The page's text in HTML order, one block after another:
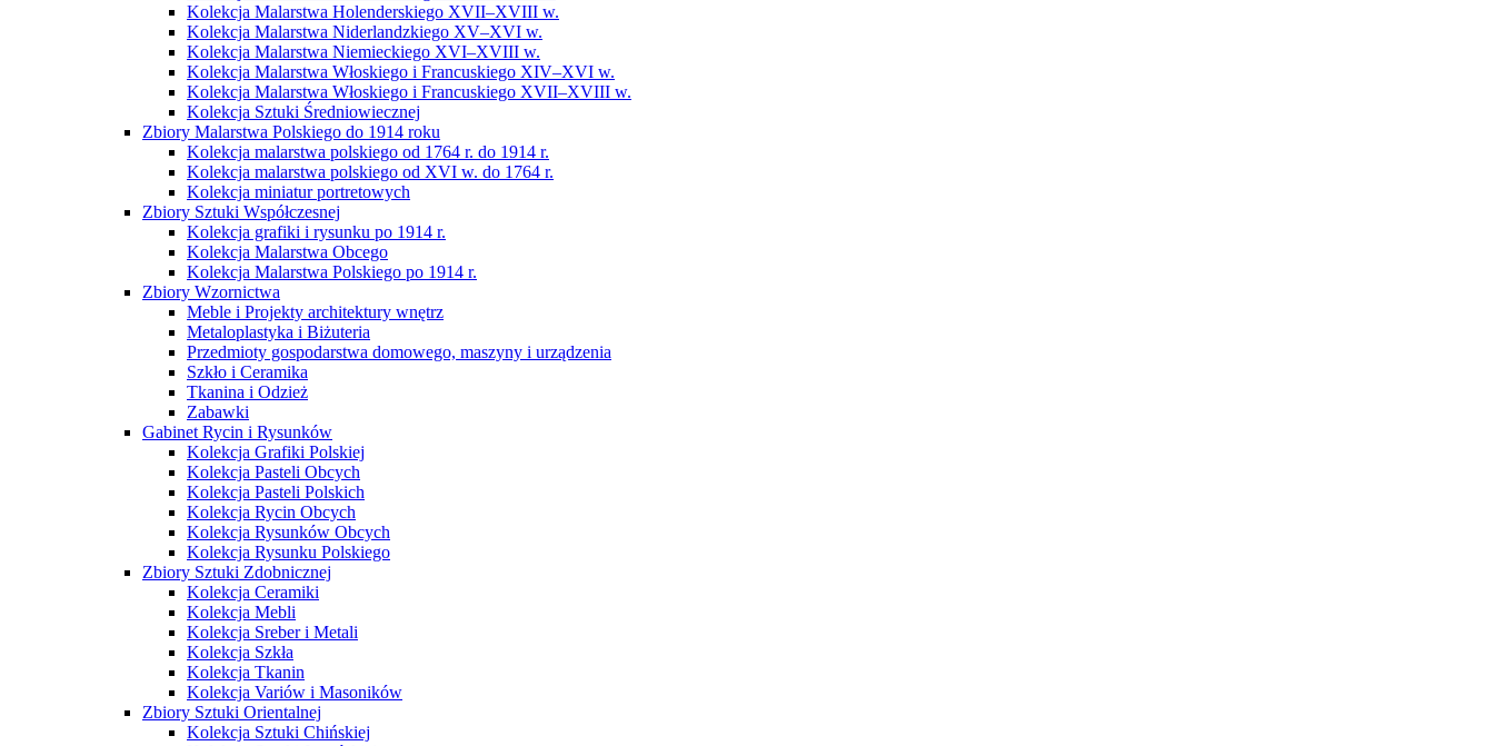
Kolekcja Malarstwa Holenderskiego XVII–XVIII w.
Kolekcja Malarstwa Niderlandzkiego XV–XVI w.
Kolekcja Malarstwa Niemieckiego XVI–XVIII w.
Kolekcja Malarstwa Włoskiego i Francuskiego XIV–XVI w.
Kolekcja Malarstwa Włoskiego i Francuskiego XVII–XVIII w.
Kolekcja Sztuki Średniowiecznej
Zbiory Malarstwa Polskiego do 1914 roku
Kolekcja malarstwa polskiego od 1764 r. do 1914 r.
Kolekcja malarstwa polskiego od XVI w. do 1764 r.
Kolekcja miniatur portretowych
Zbiory Sztuki Współczesnej
Kolekcja grafiki i rysunku po 1914 r.
Kolekcja Malarstwa Obcego
Kolekcja Malarstwa Polskiego po 1914 r.
Zbiory Wzornictwa
Meble i Projekty architektury wnętrz
Metaloplastyka i Biżuteria
Przedmioty gospodarstwa domowego, maszyny i urządzenia
Szkło i Ceramika
Tkanina i Odzież
Zabawki
Gabinet Rycin i Rysunków
Kolekcja Grafiki Polskiej
Kolekcja Pasteli Obcych
Kolekcja Pasteli Polskich
Kolekcja Rycin Obcych
Kolekcja Rysunków Obcych
Kolekcja Rysunku Polskiego
Zbiory Sztuki Zdobnicznej
Kolekcja Ceramiki
Kolekcja Mebli
Kolekcja Sreber i Metali
Kolekcja Szkła
Kolekcja Tkanin
Kolekcja Variów i Masoników
Zbiory Sztuki Orientalnej
Kolekcja Sztuki Chińskiej